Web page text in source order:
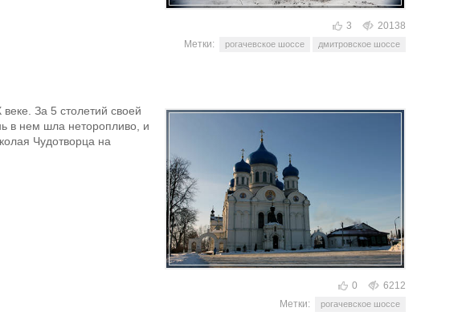
3
20138
Метки:
рогачевское шоссе дмитровское шоссе
За 5 столетий своей
в нем шла неторопливо, и
Чудотворца на
0
6212
Метки:
рогачевское шоссе